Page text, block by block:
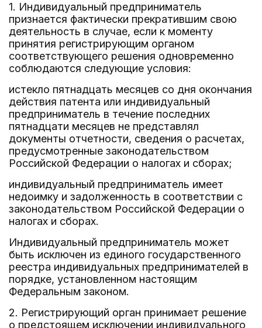
1. Индивидуальный предприниматель
признается фактически прекратившим свою
деятельность в случае, если к моменту
принятия регистрирующим органом
соответствующего решения одновременно
соблюдаются следующие условия:
истекло пятнадцать месяцев со дня окончания
действия патента или индивидуальный
предприниматель в течение последних
пятнадцати месяцев не представлял
документы отчетности, сведения о расчетах,
предусмотренные законодательством
Российской Федерации о налогах и сборах;
индивидуальный предприниматель имеет
недоимку и задолженность в соответствии с
законодательством Российской Федерации о
налогах и сборах.
Индивидуальный предприниматель может
быть исключен из единого государственного
реестра индивидуальных предпринимателей в
порядке, установленном настоящим
Федеральным законом.
2. Регистрирующий орган принимает решение
о предстоящем исключении индивидуального